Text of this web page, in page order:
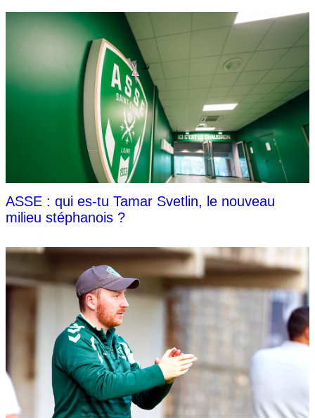
ASSE : qui es-tu Tamar Svetlin, le nouveau
milieu stéphanois ?